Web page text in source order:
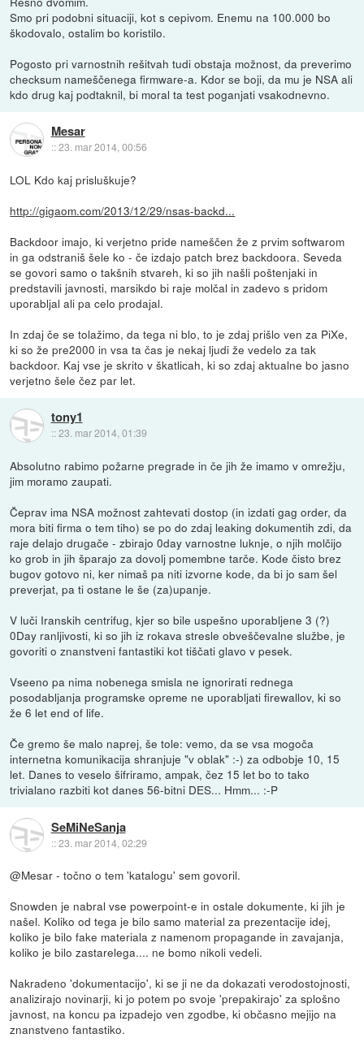
Smo pri podobni situaciji, kot s cepivom. Enemu na 100.000 bo
škodovalo, ostalim bo koristilo.
Pogosto pri varnostnih rešitvah tudi obstaja možnost, da preverimo
checksum nameščenega firmware-a. Kdor se boji, da mu je NSA ali
kdo drug kaj podtaknil, bi moral ta test poganjati vsakodnevno.
Mesar
::23. mar 2014, 00:56
LOL Kdo kaj prisluškuje?
http://gigaom.com/2013/12/29/nsas-backd...
Backdoor imajo, ki verjetno pride nameščen že z prvim softwarom
in ga odstraniš šele ko - če izdajo patch brez backdoora. Seveda
se govori samo o takšnih stvareh, ki so jih našli poštenjaki in
predstavili javnosti, marsikdo bi raje molčal in zadevo s pridom
uporabljal ali pa celo prodajal.
In zdaj če se tolažimo, da tega ni blo, to je zdaj prišlo ven za PiXe,
ki so že pre2000 in vsa ta čas je nekaj ljudi že vedelo za tak
backdoor. Kaj vse je skrito v škatlicah, ki so zdaj aktualne bo jasno
verjetno šele čez par let.
tony1
::23. mar 2014, 01:39
Absolutno rabimo požarne pregrade in če jih že imamo v omrežju,
jim moramo zaupati.
Čeprav ima NSA možnost zahtevati dostop (in izdati gag order, da
mora biti firma o tem tiho) se po do zdaj leaking dokumentih zdi, da
raje delajo drugače - zbirajo 0day varnostne luknje, o njih molčijo
ko grob in jih šparajo za dovolj pomembne tarče. Kode čisto brez
bugov gotovo ni, ker nimaš pa niti izvorne kode, da bi jo sam šel
preverjat, pa ti ostane le še (za)upanje.
V luči Iranskih centrifug, kjer so bile uspešno uporabljene 3 (?)
0Day ranljivosti, ki so jih iz rokava stresle obveščevalne službe, je
govoriti o znanstveni fantastiki kot tiščati glavo v pesek.
Vseeno pa nima nobenega smisla ne ignorirati rednega
posodabljanja programske opreme ne uporabljati firewallov, ki so
že 6 let end of life.
Če gremo še malo naprej, še tole: vemo, da se vsa mogoča
internetna komunikacija shranjuje "v oblak" :-) za odbobje 10, 15
let. Danes to veselo šifriramo, ampak, čez 15 let bo to tako
trivialano razbiti kot danes 56-bitni DES... Hmm... :-P
SeMiNeSanja
::23. mar 2014, 02:29
@Mesar - točno o tem 'katalogu' sem govoril.
Snowden je nabral vse powerpoint-e in ostale dokumente, ki jih je
našel. Koliko od tega je bilo samo material za prezentacije idej,
koliko je bilo fake materiala z namenom propagande in zavajanja,
koliko je bilo zastarelega.... ne bomo nikoli vedeli.
Nakradeno 'dokumentacijo', ki se ji ne da dokazati verodostojnosti,
analizirajo novinarji, ki jo potem po svoje 'prepakirajo' za splošno
javnost, na koncu pa izpadejo ven zgodbe, ki občasno mejijo na
znanstveno fantastiko.